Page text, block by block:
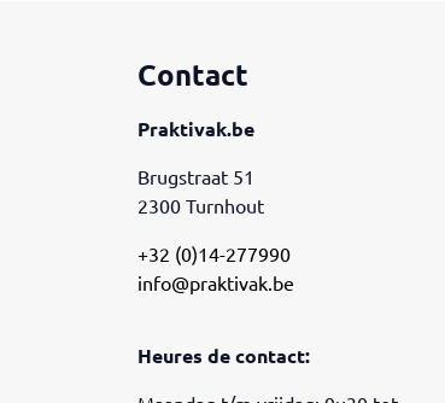
Contact
Praktivak.be
Brugstraat 51
2300 Turnhout
+32 (0)14-277990
info@praktivak.be
Heures de contact: